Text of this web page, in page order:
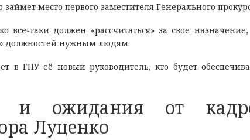
место первого заместителя Генерального
всё-таки должен «рассчитаться» за свое
должностей нужным людям.
в ГПУ её новый руководитель, кто будет
и ожидания от
Луценко